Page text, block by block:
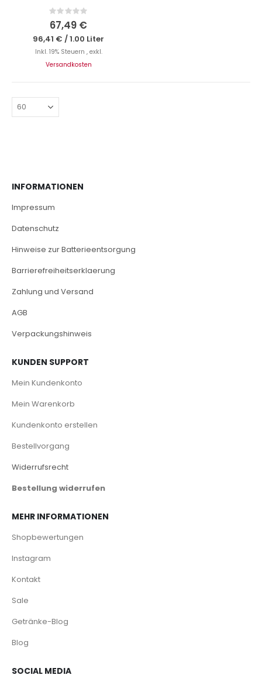
Rating:
0%
67,49 €
96,41 € /1.00 Liter
Inkl. 19% Steuern , exkl.
Versandkosten
INFORMATIONEN
Impressum
Datenschutz
Hinweise zur Batterieentsorgung
Barrierefreiheitserklaerung
Zahlung und Versand
AGB
Verpackungshinweis
KUNDEN SUPPORT
Mein Kundenkonto
Mein Warenkorb
Kundenkonto erstellen
Bestellvorgang
Widerrufsrecht
Bestellung widerrufen
MEHR INFORMATIONEN
Shopbewertungen
Instagram
Kontakt
Sale
Getränke-Blog
Blog
SOCIAL MEDIA